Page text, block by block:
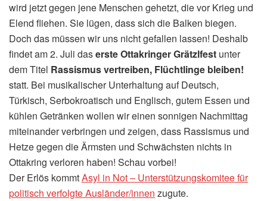
wird jetzt gegen jene Menschen gehetzt, die vor Krieg und
Elend fliehen. Sie lügen, dass sich die Balken biegen.
Doch das müssen wir uns nicht gefallen lassen! Deshalb
findet am 2. Juli daserste Ottakringer Grätzlfest unter
dem Titel Rassismus vertreiben, Flüchtlinge bleiben!
statt. Bei musikalischer Unterhaltung auf Deutsch,
Türkisch, Serbokroatisch und Englisch, gutem Essen und
kühlen Getränken wollen wir einen sonnigen Nachmittag
miteinander verbringen und zeigen, dass Rassismus und
Hetze gegen die Ärmsten und Schwächsten nichts in
Ottakring verloren haben! Schau vorbei!
Der Erlös kommtAsyl in Not – Unterstützungskomitee für
politisch verfolgte Ausländer/innen zugute.